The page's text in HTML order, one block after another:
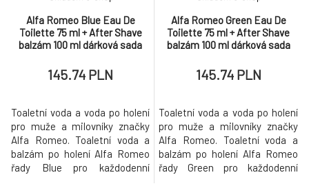
Alfa Romeo Blue Eau De
Toilette 75 ml + After Shave
balzám 100 ml dárková sada
145.74 PLN
Toaletní voda a voda po holení
pro muže a milovníky značky
Alfa Romeo. Toaletní voda a
balzám po holení Alfa Romeo
řady Blue pro každodenní
Alfa Romeo Green Eau De
Toilette 75 ml + After Shave
balzám 100 ml dárková sada
145.74 PLN
Toaletní voda a voda po holení
pro muže a milovníky značky
Alfa Romeo. Toaletní voda a
balzám po holení Alfa Romeo
řady Green pro každodenní